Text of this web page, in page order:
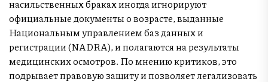
насильственных браках иногда игнорируют
официальные документы о возрасте, выданные
Национальным управлением баз данных и
регистрации (NADRA), и полагаются на результаты
медицинских осмотров. По мнению критиков, это
подрывает правовую защиту и позволяет легализовать